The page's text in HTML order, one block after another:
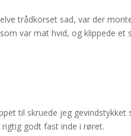
trådkorset sad, var der
var mat hvid, og klippede
til skruede jeg
godt fast inde i røret.